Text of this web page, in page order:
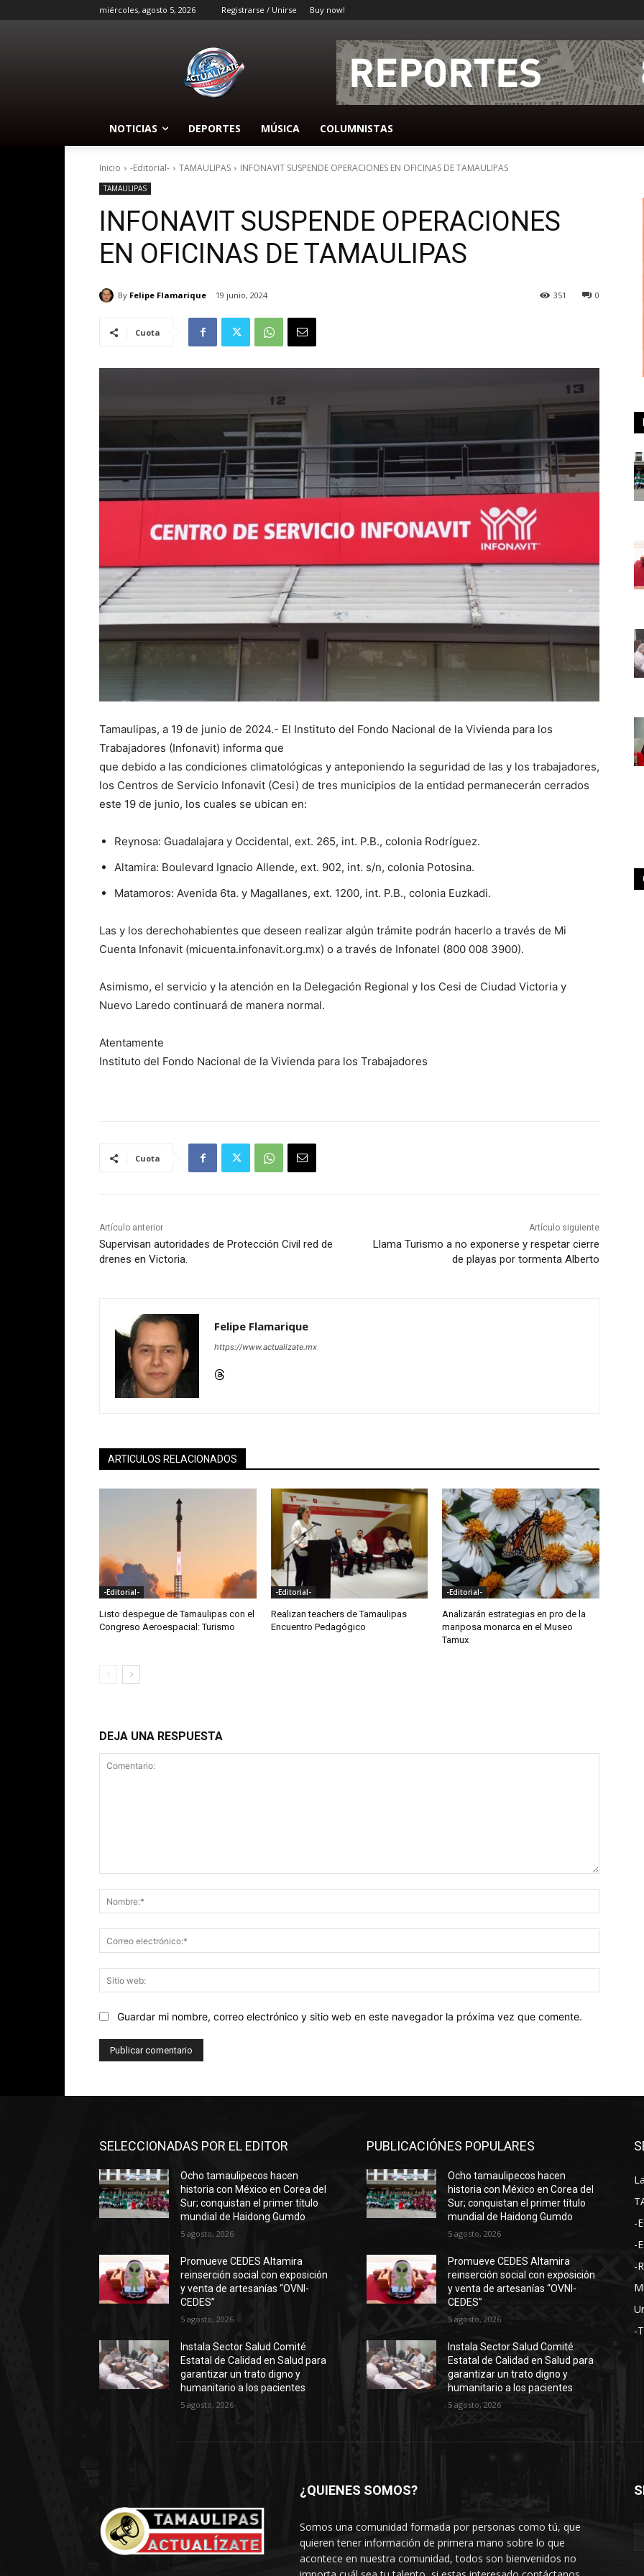
miércoles, agosto 5, 2026 Registrarse / Unirse Buy now!
NOTICIAS DEPORTES MÚSICA COLUMNISTAS
Inicio -Editorial- TAMAULIPAS INFONAVIT SUSPENDE OPERACIONES EN OFICINAS DE TAMAULIPAS
TAMAULIPAS
INFONAVIT SUSPENDE OPERACIONES
EN OFICINAS DE TAMAULIPAS
By Felipe Flamarique 19 junio, 2024 0
351
Cuota
Tamaulipas, a 19 de junio de 2024.- El Instituto del Fondo Nacional de la Vivienda para los
Trabajadores (Infonavit) informa que
que debido a las condiciones climatológicas y anteponiendo la seguridad de las y los trabajadores,
los Centros de Servicio Infonavit (Cesi) de tres municipios de la entidad permanecerán cerrados
este 19 de junio, los cuales se ubican en:
Reynosa: Guadalajara y Occidental, ext. 265, int. P.B., colonia Rodríguez.
Altamira: Boulevard Ignacio Allende, ext. 902, int. s/n, colonia Potosina.
Matamoros: Avenida 6ta. y Magallanes, ext. 1200, int. P.B., colonia Euzkadi.
Las y los derechohabientes que deseen realizar algún trámite podrán hacerlo a través de Mi
Cuenta Infonavit (micuenta.infonavit.org.mx) o a través de Infonatel (800 008 3900).
Asimismo, el servicio y la atención en la Delegación Regional y los Cesi de Ciudad Victoria y
Nuevo Laredo continuará de manera normal.
Atentamente
Instituto del Fondo Nacional de la Vivienda para los Trabajadores
Cuota
Artículo anterior
Supervisan autoridades de Protección Civil red de
drenes en Victoria.
Artículo siguiente
Llama Turismo a no exponerse y respetar cierre
de playas por tormenta Alberto
Felipe Flamarique
https://www.actualizate.mx
ARTICULOS RELACIONADOS
-Editorial-
Listo despegue de Tamaulipas con el
Congreso Aeroespacial: Turismo
-Editorial-
Realizan teachers de Tamaulipas
Encuentro Pedagógico
-Editorial-
Analizarán estrategias en pro de la
mariposa monarca en el Museo
Tamux
DEJA UNA RESPUESTA
web:
Guardar mi nombre, correo electrónico y sitio web en este navegador la próxima vez que comente.
SELECCIONADAS POR EL EDITOR
Ocho tamaulipecos hacen
historia con México en Corea del
Sur; conquistan el primer título
mundial de Haidong Gumdo
5 agosto, 2026
Promueve CEDES Altamira
reinserción social con exposición
y venta de artesanías “OVNI-
CEDES”
5 agosto, 2026
Instala Sector Salud Comité
Estatal de Calidad en Salud para
garantizar un trato digno y
humanitario a los pacientes
5 agosto, 2026
PUBLICACIÓNES POPULARES
Ocho tamaulipecos hacen
historia con México en Corea del
Sur; conquistan el primer título
mundial de Haidong Gumdo
5 agosto, 2026
Promueve CEDES Altamira
reinserción social con exposición
y venta de artesanías “OVNI-
CEDES”
5 agosto, 2026
Instala Sector Salud Comité
Estatal de Calidad en Salud para
garantizar un trato digno y
humanitario a los pacientes
5 agosto, 2026
-
-
-
-
¿QUIENES SOMOS?
Somos una comunidad formada por personas como tú, que
quieren tener información de primera mano sobre lo que
acontece en nuestra comunidad, todos son bienvenidos no